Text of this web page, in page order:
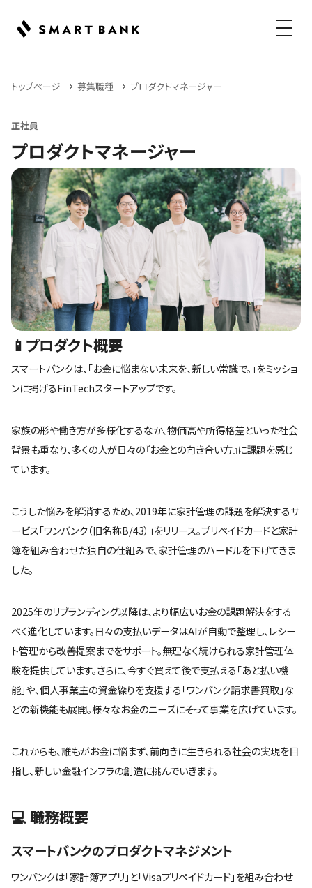
メニュ
トップページ 募集職種 プロダクトマネージャー
正社員
プロダクトマネージャー
📱プロダクト概要
スマートバンクは、「お金に悩まない未来を、新しい常識で。」をミッショ
ンに掲げるFinTechスタートアップです。
家族の形や働き方が多様化するなか、物価高や所得格差といった社会
背景も重なり、多くの人が日々の『お金との向き合い方』に課題を感じ
ています。
こうした悩みを解消するため、2019年に家計管理の課題を解決するサ
ービス「ワンバンク（旧名称B/43）」をリリース。プリペイドカードと家計
簿を組み合わせた独自の仕組みで、家計管理のハードルを下げてきま
した。
2025年のリブランディング以降は、より幅広いお金の課題解決をする
べく進化しています。日々の支払いデータはAIが自動で整理し、レシー
ト管理から改善提案までをサポート。無理なく続けられる家計管理体
験を提供しています。さらに、今すぐ買えて後で支払える「あと払い機
能」や、個人事業主の資金繰りを支援する「ワンバンク請求書買取」な
どの新機能も展開。様々なお金のニーズにそって事業を広げています。
これからも、誰もがお金に悩まず、前向きに生きられる社会の実現を目
指し、新しい金融インフラの創造に挑んでいきます。
💻 職務概要
スマートバンクのプロダクトマネジメント
ワンバンクは「家計簿アプリ」と「Visaプリペイドカード」を組み合わせ